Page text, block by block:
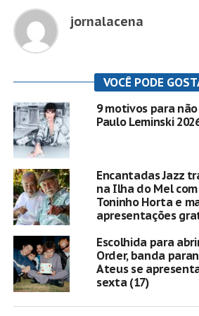
jornalacena
VOCÊ PODE
9 motivos para
Paulo Leminski
Encantadas Jazz
na Ilha do Mel
Toninho Horta e
apresentações
Escolhida para
Order, banda
Ateus se
sexta (17)